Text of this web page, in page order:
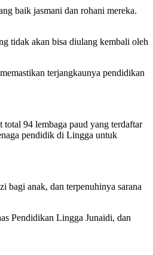
baik jasmani dan rohani mereka.
tidak akan bisa diulang kembali oleh
terjangkaunya pendidikan
94 lembaga paud yang terdaftar
pendidik di Lingga untuk
bagi anak, dan terpenuhinya sarana
Pendidikan Lingga Junaidi, dan